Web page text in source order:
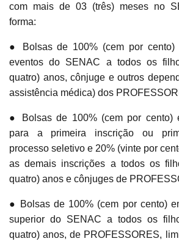
com mais de 03 (três) meses no
forma:
● Bolsas de 100% (cem por cento)
eventos do SENAC a todos os
quatro) anos, cônjuge e outros
assistência médica) dos
● Bolsas de 100% (cem por cento)
para a primeira inscrição ou
processo seletivo e 20% (vinte por
as demais inscrições a todos os
quatro) anos e cônjuges de
● Bolsas de 100% (cem por cento)
superior do SENAC a todos os
quatro) anos, de PROFESSORES,